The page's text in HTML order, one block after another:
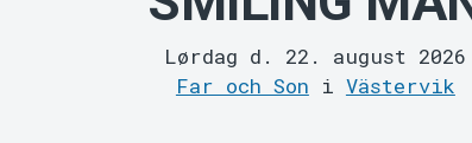
Lørdag d. 22. august 2026
Far och Son i Västervik